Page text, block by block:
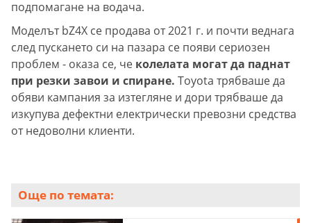
подпомагане на водача.
Моделът bZ4X се продава от 2021 г. и почти веднага
след пускането си на пазара се появи сериозен
проблем - оказа се, че колелата могат да паднат
при резки завои и спиране. Toyota трябваше да
обяви кампания за изтегляне и дори трябваше да
изкупува дефектни електрически превозни средства
от недоволни клиенти.
Още по темата: